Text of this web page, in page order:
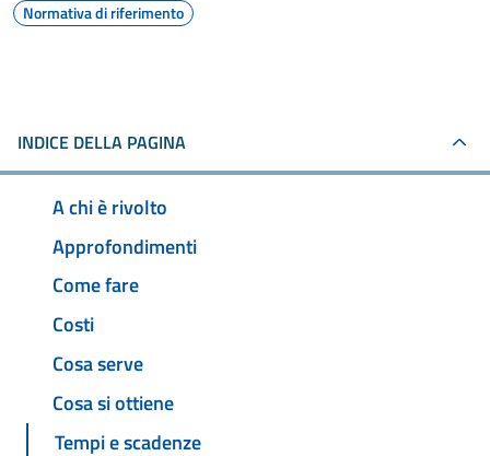
Normativa di riferimento
INDICE DELLA PAGINA
A chi è rivolto
Approfondimenti
Come fare
Costi
Cosa serve
Cosa si ottiene
Tempi e scadenze